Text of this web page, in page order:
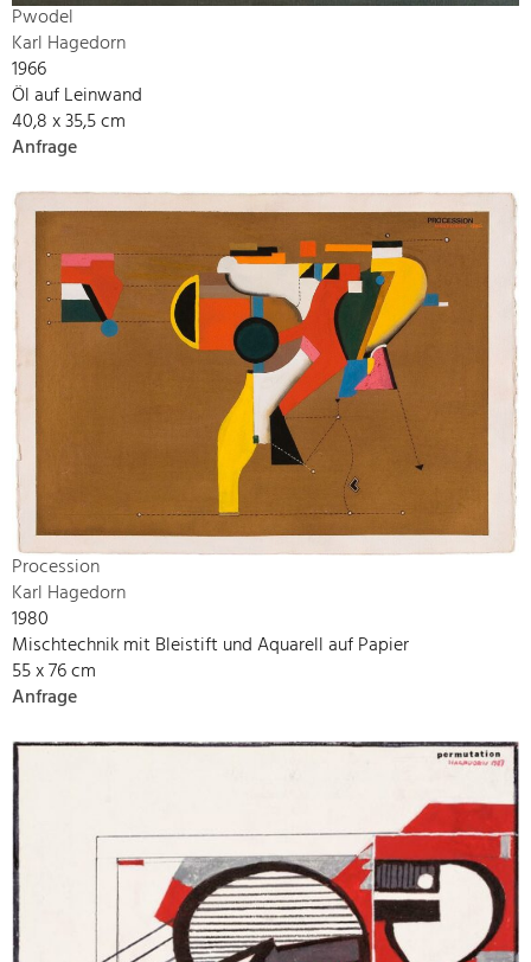
Pwodel
Karl Hagedorn
1966
Öl auf Leinwand
40,8 x 35,5 cm
Anfrage
Procession
Karl Hagedorn
1980
Mischtechnik mit Bleistift und Aquarell auf Papier
55 x 76 cm
Anfrage